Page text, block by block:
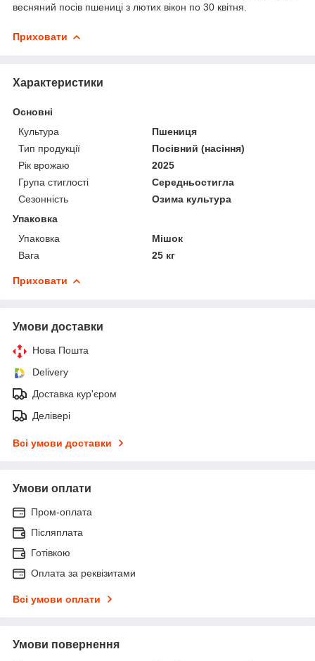
весняний посів пшениці з лютих вікон по 30 квітня.
Приховати
Характеристики
Основні
Культура
Пшениця
Тип продукції
Посівний (насіння)
Рік врожаю
2025
Група стиглості
Середньостигла
Сезонність
Озима культура
Упаковка
Упаковка
Мішок
Вага
25 кг
Приховати
Умови доставки
Нова Пошта
Delivery
Доставка кур'єром
Делівері
Всі умови доставки
Умови оплати
Пром-оплата
Післяплата
Готівкою
Оплата за реквізитами
Всі умови оплати
Умови повернення